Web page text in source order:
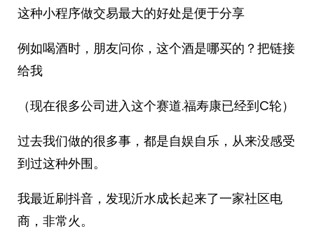
这种小程序做交易最大的好处是便于分享
例如喝酒时，朋友问你，这个酒是哪买的？把链接
给我
（现在很多公司进入这个赛道.福寿康已经到C轮）
过去我们做的很多事，都是自娱自乐，从来没感受
到过这种外围。
我最近刷抖音，发现沂水成长起来了一家社区电
商，非常火。